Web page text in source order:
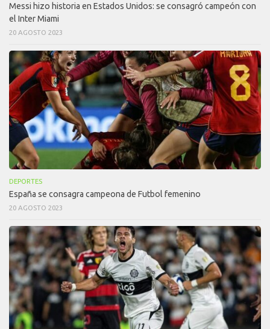
Messi hizo historia en Estados Unidos: se consagró campeón con
el Inter Miami
20 AGOSTO 2023
DEPORTES
España se consagra campeona de Futbol femenino
20 AGOSTO 2023